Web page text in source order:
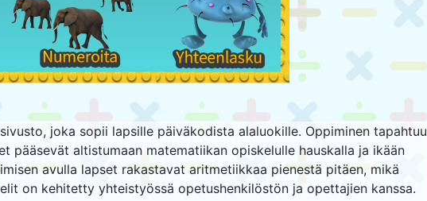
joka sopii lapsille päiväkodista alaluokille. Oppiminen tapahtuu
pääsevät altistumaan matematiikan opiskelulle hauskalla ja ikään
avulla lapset rakastavat aritmetiikkaa pienestä pitäen, mikä
on kehitetty yhteistyössä opetushenkilöstön ja opettajien kanssa.